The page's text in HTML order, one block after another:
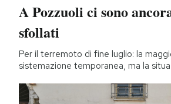
A Pozzuoli ci sono
sfollati
Per il terremoto di fine luglio: la
sistemazione temporanea, ma la